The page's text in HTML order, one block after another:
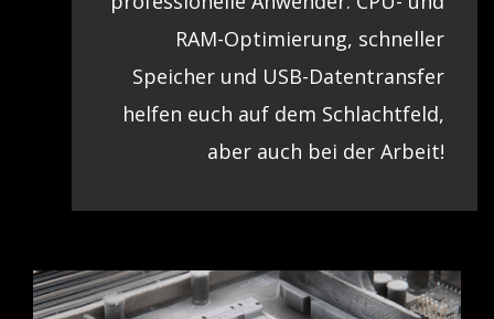
RAM-Optimierung, schneller
Speicher und USB-Datentransfer
helfen euch auf dem Schlachtfeld,
aber auch bei der Arbeit!